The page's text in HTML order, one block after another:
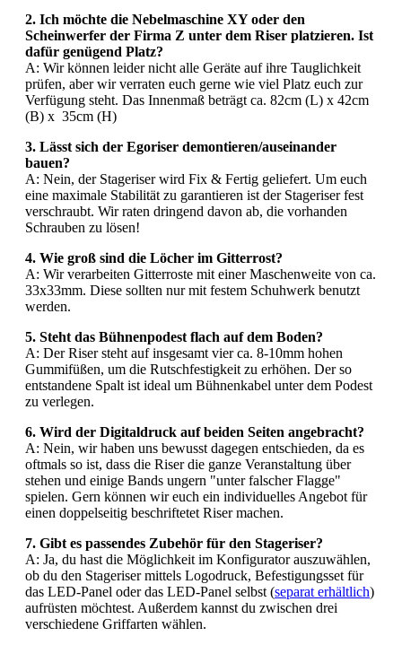
2. Ich möchte die Nebelmaschine XY oder den
Scheinwerfer der Firma Z unter dem Riser platzieren. Ist
dafür genügend Platz?
A: Wir können leider nicht alle Geräte auf ihre Tauglichkeit
prüfen, aber wir verraten euch gerne wie viel Platz euch zur
Verfügung steht. Das Innenmaß beträgt ca. 82cm (L) x 42cm
(B) x 35cm (H)
3. Lässt sich der Egoriser demontieren/auseinander
bauen?
A: Nein, der Stageriser wird Fix & Fertig geliefert. Um euch
eine maximale Stabilität zu garantieren ist der Stageriser fest
verschraubt. Wir raten dringend davon ab, die vorhanden
Schrauben zu lösen!
4. Wie groß sind die Löcher im Gitterrost?
A: Wir verarbeiten Gitterroste mit einer Maschenweite von ca.
33x33mm. Diese sollten nur mit festem Schuhwerk benutzt
werden.
5. Steht das Bühnenpodest flach auf dem Boden?
A: Der Riser steht auf insgesamt vier ca. 8-10mm hohen
Gummifüßen, um die Rutschfestigkeit zu erhöhen. Der so
entstandene Spalt ist ideal um Bühnenkabel unter dem Podest
zu verlegen.
6. Wird der Digitaldruck auf beiden Seiten angebracht?
A: Nein, wir haben uns bewusst dagegen entschieden, da es
oftmals so ist, dass die Riser die ganze Veranstaltung über
stehen und einige Bands ungern "unter falscher Flagge"
spielen. Gern können wir euch ein individuelles Angebot für
einen doppelseitig beschriftetet Riser machen.
7. Gibt es passendes Zubehör für den Stageriser?
A: Ja, du hast die Möglichkeit im Konfigurator auszuwählen,
ob du den Stageriser mittels Logodruck, Befestigungsset für
das LED-Panel oder das LED-Panel selbst (separat erhältlich)
aufrüsten möchtest. Außerdem kannst du zwischen drei
verschiedene Griffarten wählen.